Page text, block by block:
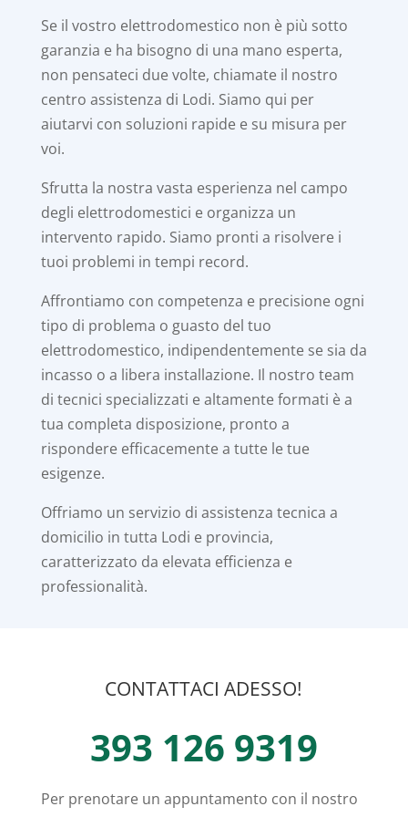
Se il vostro elettrodomestico non è più sotto
garanzia e ha bisogno di una mano esperta,
non pensateci due volte, chiamate il nostro
centro assistenza di Lodi. Siamo qui per
aiutarvi con soluzioni rapide e su misura per
voi.
Sfrutta la nostra vasta esperienza nel campo
degli elettrodomestici e organizza un
intervento rapido. Siamo pronti a risolvere i
tuoi problemi in tempi record.
Affrontiamo con competenza e precisione ogni
tipo di problema o guasto del tuo
elettrodomestico, indipendentemente se sia da
incasso o a libera installazione. Il nostro team
di tecnici specializzati e altamente formati è a
tua completa disposizione, pronto a
rispondere efficacemente a tutte le tue
esigenze.
Offriamo un servizio di assistenza tecnica a
domicilio in tutta Lodi e provincia,
caratterizzato da elevata efficienza e
professionalità.
CONTATTACI ADESSO!
393 126 9319
Per prenotare un appuntamento con il nostro